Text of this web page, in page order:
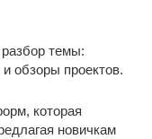
темы:
обзоры проектов.
которая
новичкам